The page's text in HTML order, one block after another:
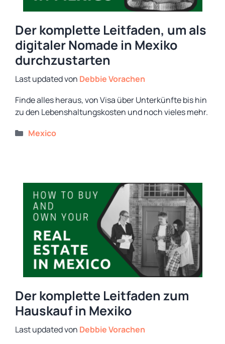
Der komplette Leitfaden, um als
digitaler Nomade in Mexiko
durchzustarten
von Debbie Vorachen
Finde alles heraus, von Visa über Unterkünfte bis hin
zu den Lebenshaltungskosten und noch vieles mehr.
Kategorien
Mexico
Der komplette Leitfaden zum
Hauskauf in Mexiko
von Debbie Vorachen